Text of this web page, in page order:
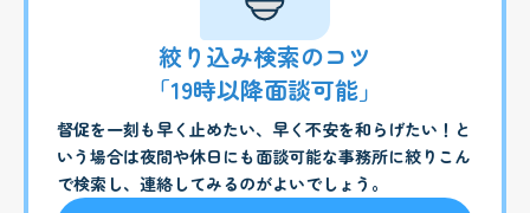
絞り込み検索のコツ
「19時以降面談可能」
督促を一刻も早く止めたい、早く不安を和らげたい！と
いう場合は夜間や休日にも面談可能な事務所に絞りこん
で検索し、連絡してみるのがよいでしょう。